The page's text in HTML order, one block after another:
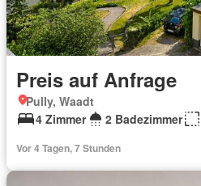
Preis auf Anfrage
Pully, Waadt
4 Zimmer
2 Badezimmer
Vor 4 Tagen, 7 Stunden